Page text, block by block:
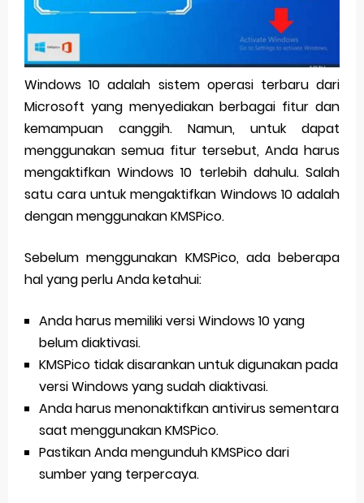
Simpan Profil Ig Dengan Mudah
Aplikasi Togel Android: Solusi Praktis Untuk Pecinta Togel
Siap Video Call, tapi Download Aplikasinya Dulu, Abangku
Monday, 10 August
Windows 10 adalah sistem operasi terbaru dari
Microsoft yang menyediakan berbagai fitur dan
kemampuan canggih. Namun, untuk dapat
menggunakan semua fitur tersebut, Anda harus
mengaktifkan Windows 10 terlebih dahulu. Salah
satu cara untuk mengaktifkan Windows 10 adalah
dengan menggunakan KMSPico.
Sebelum menggunakan KMSPico, ada beberapa
hal yang perlu Anda ketahui:
Anda harus memiliki versi Windows 10 yang
belum diaktivasi.
KMSPico tidak disarankan untuk digunakan pada
versi Windows yang sudah diaktivasi.
Anda harus menonaktifkan antivirus sementara
saat menggunakan KMSPico.
Pastikan Anda mengunduh KMSPico dari
sumber yang terpercaya.